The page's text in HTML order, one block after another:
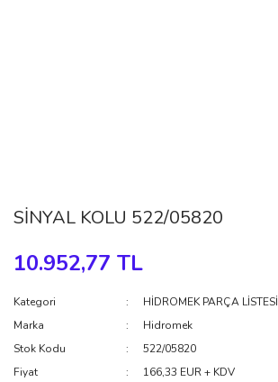
SİNYAL KOLU 522/05820
10.952,77 TL
Kategori
HİDROMEK PARÇA LİSTESİ
Marka
Hidromek
Stok Kodu
522/05820
Fiyat
166,33 EUR + KDV